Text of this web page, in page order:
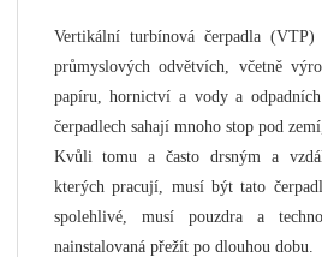
Vertikální turbínová čerpadla
průmyslových odvětvích, včetně
papíru, hornictví a vody a
čerpadlech sahají mnoho stop pod
Kvůli tomu a často drsným a
kterých pracují, musí být tato
spolehlivé, musí pouzdra a
nainstalovaná přežít po dlouhou dobu.